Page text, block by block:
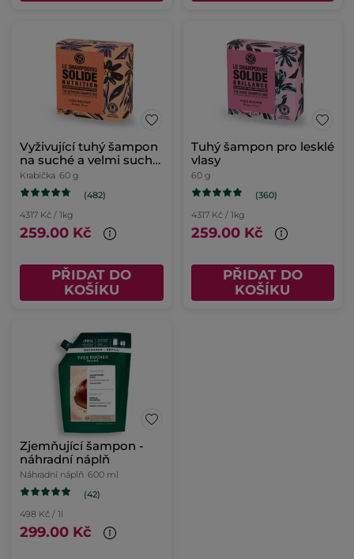
Vyživující tuhý šampon
na suché a velmi suché
vlasy
Krabička 60 g
(482)
4317 Kč / 1kg
259.00 Kč
PŘIDAT DO
KOŠÍKU
Tuhý šampon pro lesklé
vlasy
60 g
(360)
4317 Kč / 1kg
259.00 Kč
PŘIDAT DO
KOŠÍKU
Zjemňující šampon -
náhradní náplň
Náhradní náplň 600 ml
(42)
498 Kč / 1l
299.00 Kč